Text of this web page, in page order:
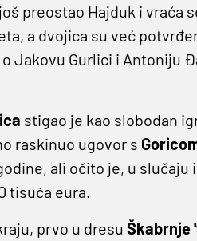
preostao Hajduk i vraća
a dvojica su već
Jakovu Gurlici i Antoniju
stigao je kao slobodan
raskinuo ugovor s
ali očito je, u slučaju
tisuća eura.
prvo u dresu Škabrnje